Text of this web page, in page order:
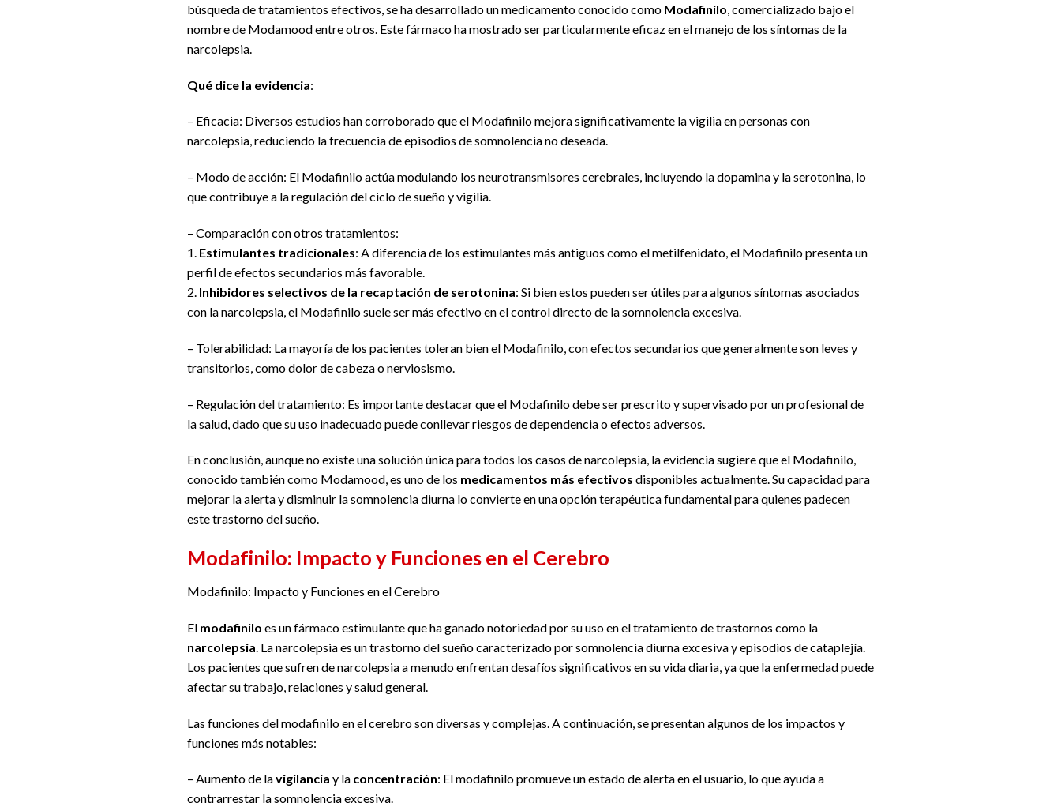
búsqueda de tratamientos efectivos, se ha desarrollado un medicamento conocido como Modafinilo, comercializado bajo el
nombre de Modamood entre otros. Este fármaco ha mostrado ser particularmente eficaz en el manejo de los síntomas de la
narcolepsia.
Qué dice la evidencia:
– Eficacia: Diversos estudios han corroborado que el Modafinilo mejora significativamente la vigilia en personas con
narcolepsia, reduciendo la frecuencia de episodios de somnolencia no deseada.
– Modo de acción: El Modafinilo actúa modulando los neurotransmisores cerebrales, incluyendo la dopamina y la serotonina, lo
que contribuye a la regulación del ciclo de sueño y vigilia.
– Comparación con otros tratamientos:
1. Estimulantes tradicionales: A diferencia de los estimulantes más antiguos como el metilfenidato, el Modafinilo presenta un
perfil de efectos secundarios más favorable.
2. Inhibidores selectivos de la recaptación de serotonina: Si bien estos pueden ser útiles para algunos síntomas asociados
con la narcolepsia, el Modafinilo suele ser más efectivo en el control directo de la somnolencia excesiva.
– Tolerabilidad: La mayoría de los pacientes toleran bien el Modafinilo, con efectos secundarios que generalmente son leves y
transitorios, como dolor de cabeza o nerviosismo.
– Regulación del tratamiento: Es importante destacar que el Modafinilo debe ser prescrito y supervisado por un profesional de
la salud, dado que su uso inadecuado puede conllevar riesgos de dependencia o efectos adversos.
En conclusión, aunque no existe una solución única para todos los casos de narcolepsia, la evidencia sugiere que el Modafinilo,
conocido también como Modamood, es uno de los medicamentos más efectivos disponibles actualmente. Su capacidad para
mejorar la alerta y disminuir la somnolencia diurna lo convierte en una opción terapéutica fundamental para quienes padecen
este trastorno del sueño.
Modafinilo: Impacto y Funciones en el Cerebro
Modafinilo: Impacto y Funciones en el Cerebro
El modafinilo es un fármaco estimulante que ha ganado notoriedad por su uso en el tratamiento de trastornos como la
narcolepsia. La narcolepsia es un trastorno del sueño caracterizado por somnolencia diurna excesiva y episodios de cataplejía.
Los pacientes que sufren de narcolepsia a menudo enfrentan desafíos significativos en su vida diaria, ya que la enfermedad puede
afectar su trabajo, relaciones y salud general.
Las funciones del modafinilo en el cerebro son diversas y complejas. A continuación, se presentan algunos de los impactos y
funciones más notables:
– Aumento de lavigilancia y la concentración: El modafinilo promueve un estado de alerta en el usuario, lo que ayuda a
contrarrestar la somnolencia excesiva.